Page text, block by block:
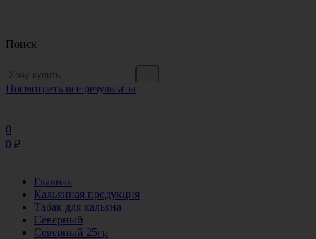
Поиск
Посмотреть все результаты
0
0 ₽
Главная
Кальянная продукция
Табак для кальяна
Северный
Северный 25гр